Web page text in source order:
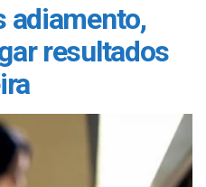
adiamento,
resultados